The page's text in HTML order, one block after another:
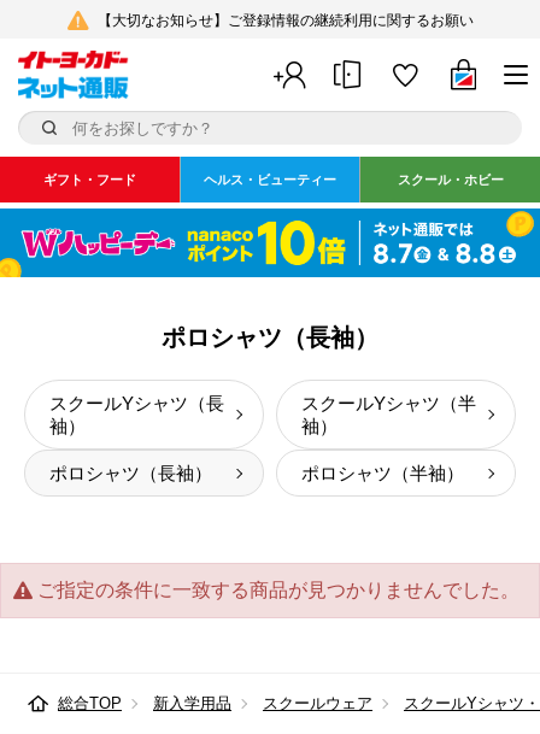
【大切なお知らせ】ご登録情報の継続利用に関するお願い
ギフト・フード ヘルス・ビューティー スクール・ホビー
ポロシャツ（長袖）
スクールYシャツ（長
袖）
スクールYシャツ（半
袖）
ポロシャツ（長袖） ポロシャツ（半袖）
ご指定の条件に一致する商品が見つかりませんでした。
総合TOP 新入学用品 スクールウェア スクールYシャツ